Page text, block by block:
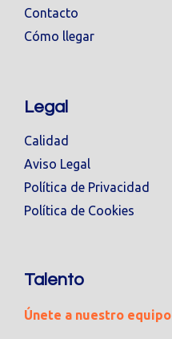
Contacto
Cómo llegar
Legal
Calidad
Aviso Legal
Política de Privacidad
Política de Cookies
Talento
Únete a nuestro equipo